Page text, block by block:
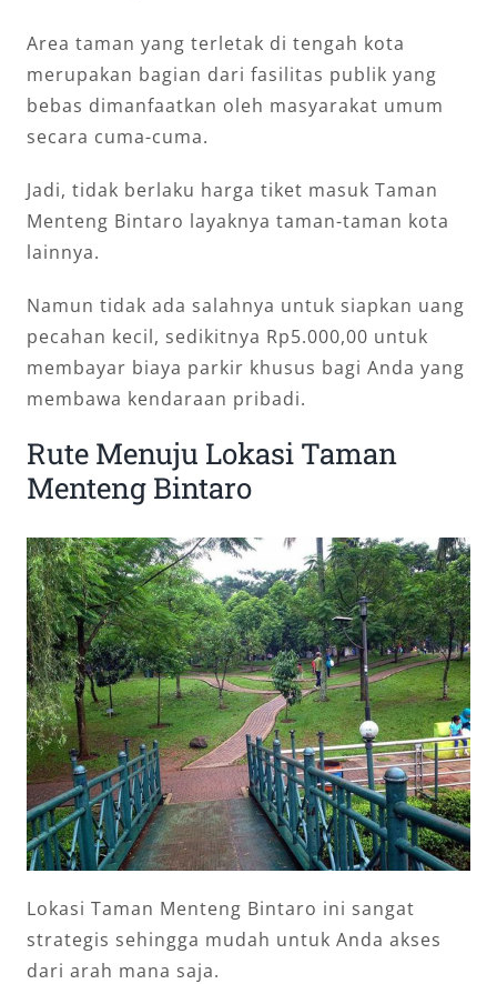
Area taman yang terletak di tengah kota
merupakan bagian dari fasilitas publik yang
bebas dimanfaatkan oleh masyarakat umum
secara cuma-cuma.
Jadi, tidak berlaku harga tiket masuk Taman
Menteng Bintaro layaknya taman-taman kota
lainnya.
Namun tidak ada salahnya untuk siapkan uang
pecahan kecil, sedikitnya Rp5.000,00 untuk
membayar biaya parkir khusus bagi Anda yang
membawa kendaraan pribadi.
Rute Menuju Lokasi Taman
Menteng Bintaro
Lokasi Taman Menteng Bintaro ini sangat
strategis sehingga mudah untuk Anda akses
dari arah mana saja.